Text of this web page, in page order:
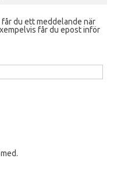
du ett meddelande när
får du epost inför